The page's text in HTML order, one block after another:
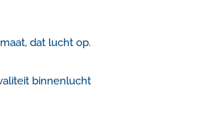
dat lucht op.
binnenlucht